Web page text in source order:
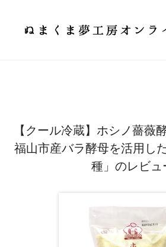
【クール冷蔵】ホシノ薔薇
福山市産バラ酵母を活用し
種」のレビュ